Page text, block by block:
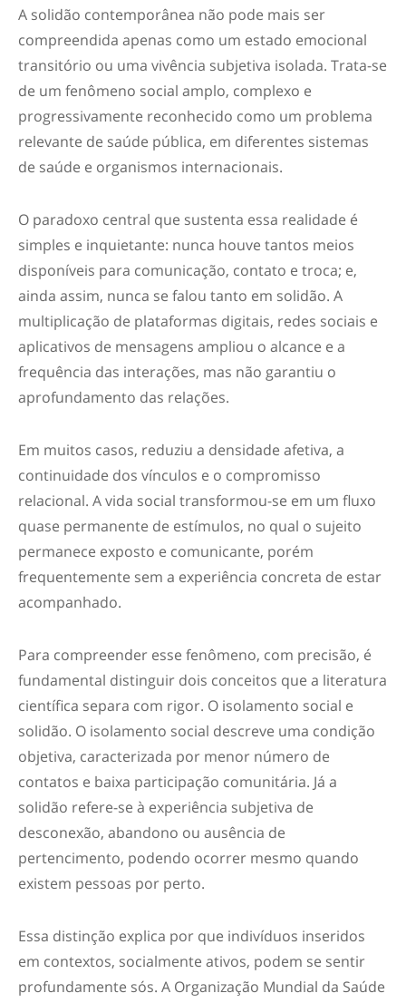
A solidão contemporânea não pode mais ser
compreendida apenas como um estado emocional
transitório ou uma vivência subjetiva isolada. Trata-se
de um fenômeno social amplo, complexo e
progressivamente reconhecido como um problema
relevante de saúde pública, em diferentes sistemas
de saúde e organismos internacionais.
O paradoxo central que sustenta essa realidade é
simples e inquietante: nunca houve tantos meios
disponíveis para comunicação, contato e troca; e,
ainda assim, nunca se falou tanto em solidão. A
multiplicação de plataformas digitais, redes sociais e
aplicativos de mensagens ampliou o alcance e a
frequência das interações, mas não garantiu o
aprofundamento das relações.
Em muitos casos, reduziu a densidade afetiva, a
continuidade dos vínculos e o compromisso
relacional. A vida social transformou-se em um fluxo
quase permanente de estímulos, no qual o sujeito
permanece exposto e comunicante, porém
frequentemente sem a experiência concreta de estar
acompanhado.
Para compreender esse fenômeno, com precisão, é
fundamental distinguir dois conceitos que a literatura
científica separa com rigor. O isolamento social e
solidão. O isolamento social descreve uma condição
objetiva, caracterizada por menor número de
contatos e baixa participação comunitária. Já a
solidão refere-se à experiência subjetiva de
desconexão, abandono ou ausência de
pertencimento, podendo ocorrer mesmo quando
existem pessoas por perto.
Essa distinção explica por que indivíduos inseridos
em contextos, socialmente ativos, podem se sentir
profundamente sós. A Organização Mundial da Saúde